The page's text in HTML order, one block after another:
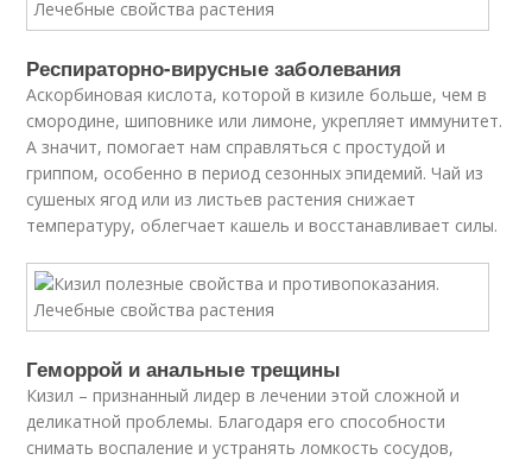
Респираторно-вирусные заболевания
Аскорбиновая кислота, которой в кизиле больше, чем в
смородине, шиповнике или лимоне, укрепляет иммунитет.
А значит, помогает нам справляться с простудой и
гриппом, особенно в период сезонных эпидемий. Чай из
сушеных ягод или из листьев растения снижает
температуру, облегчает кашель и восстанавливает силы.
Геморрой и анальные трещины
Кизил – признанный лидер в лечении этой сложной и
деликатной проблемы. Благодаря его способности
снимать воспаление и устранять ломкость сосудов,